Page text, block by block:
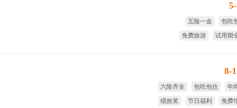
五险一金
包吃
免费旅游
试用期
8-
六险齐全 包吃包住
年
绩效奖
节日福利 免费